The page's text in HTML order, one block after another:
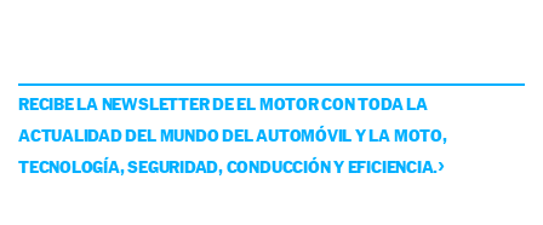
RECIBE LA NEWSLETTER DE EL MOTOR CON TODA LA
ACTUALIDAD DEL MUNDO DEL AUTOMÓVIL Y LA MOTO,
TECNOLOGÍA, SEGURIDAD, CONDUCCIÓN Y EFICIENCIA.